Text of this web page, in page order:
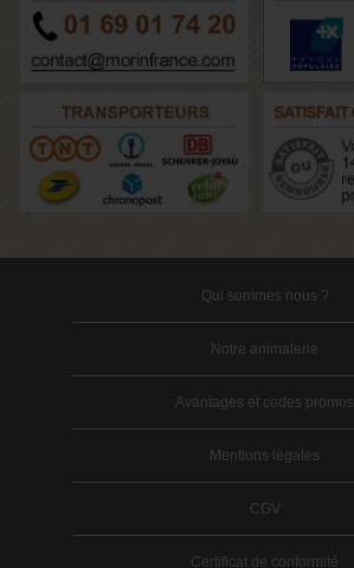
Qui sommes nous ?
Notre animalerie
Avantages et codes promos
Mentions légales
CGV
Certificat de conformité